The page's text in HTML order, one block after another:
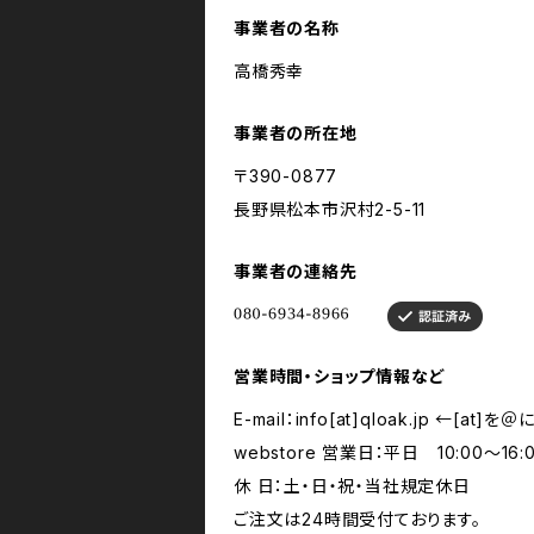
事業者の名称
高橋秀幸
事業者の所在地
〒390-0877
長野県松本市沢村2-5-11
事業者の連絡先
営業時間・ショップ情報など
E-mail：info[at]qloak.jp ←[at]を＠に
webstore 営業日：平日 10:00～
休 日：土・日・祝・当社規定休日
ご注文は24時間受付ております。